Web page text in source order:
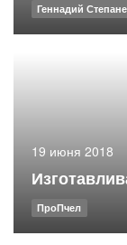
Геннадий
19 июня 2018
ПроПчел